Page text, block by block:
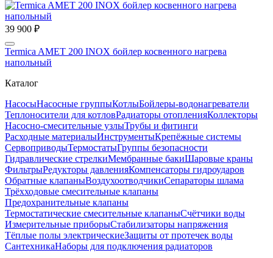
39 900 ₽
Termica AMET 200 INOX бойлер косвенного нагрева
напольный
Каталог
НасосыНасосные группыКотлыБойлеры-водонагреватели
Теплоносители для котловРадиаторы отопленияКоллекторы
Насосно-смесительные узлыТрубы и фитинги
Расходные материалыИнструментыКрепёжные системы
СервоприводыТермостатыГруппы безопасности
Гидравлические стрелкиМембранные бакиШаровые краны
ФильтрыРедукторы давленияКомпенсаторы гидроударов
Обратные клапаныВоздухоотводчикиСепараторы шлама
Трёхходовые смесительные клапаны
Предохранительные клапаны
Термостатические смесительные клапаныСчётчики воды
Измерительные приборыСтабилизаторы напряжения
Тёплые полы электрическиеЗащиты от протечек воды
СантехникаНаборы для подключения радиаторов